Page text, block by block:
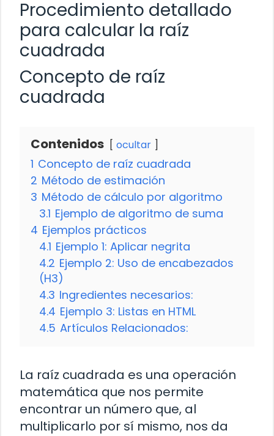
Procedimiento detallado
para calcular la raíz
cuadrada
Concepto de raíz
cuadrada
Contenidos ocultar
1 Concepto de raíz cuadrada
2 Método de estimación
3 Método de cálculo por algoritmo
3.1 Ejemplo de algoritmo de suma
4 Ejemplos prácticos
4.1 Ejemplo 1: Aplicar negrita
4.2 Ejemplo 2: Uso de encabezados
(H3)
4.3 Ingredientes necesarios:
4.4 Ejemplo 3: Listas en HTML
4.5 Artículos Relacionados:
La raíz cuadrada es una operación
matemática que nos permite
encontrar un número que, al
multiplicarlo por sí mismo, nos da